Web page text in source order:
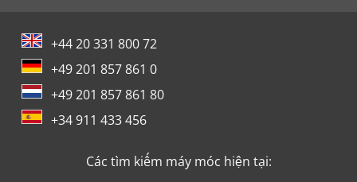
+44 20 331 800 72
+49 201 857 861 0
+49 201 857 861 80
+34 911 433 456
Các tìm kiếm máy móc hiện tại: